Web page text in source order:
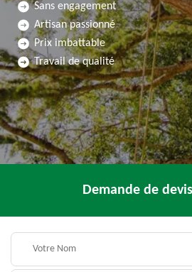
Sans engagement
Artisan passionné
Prix imbattable
Travail de qualité
Demande de